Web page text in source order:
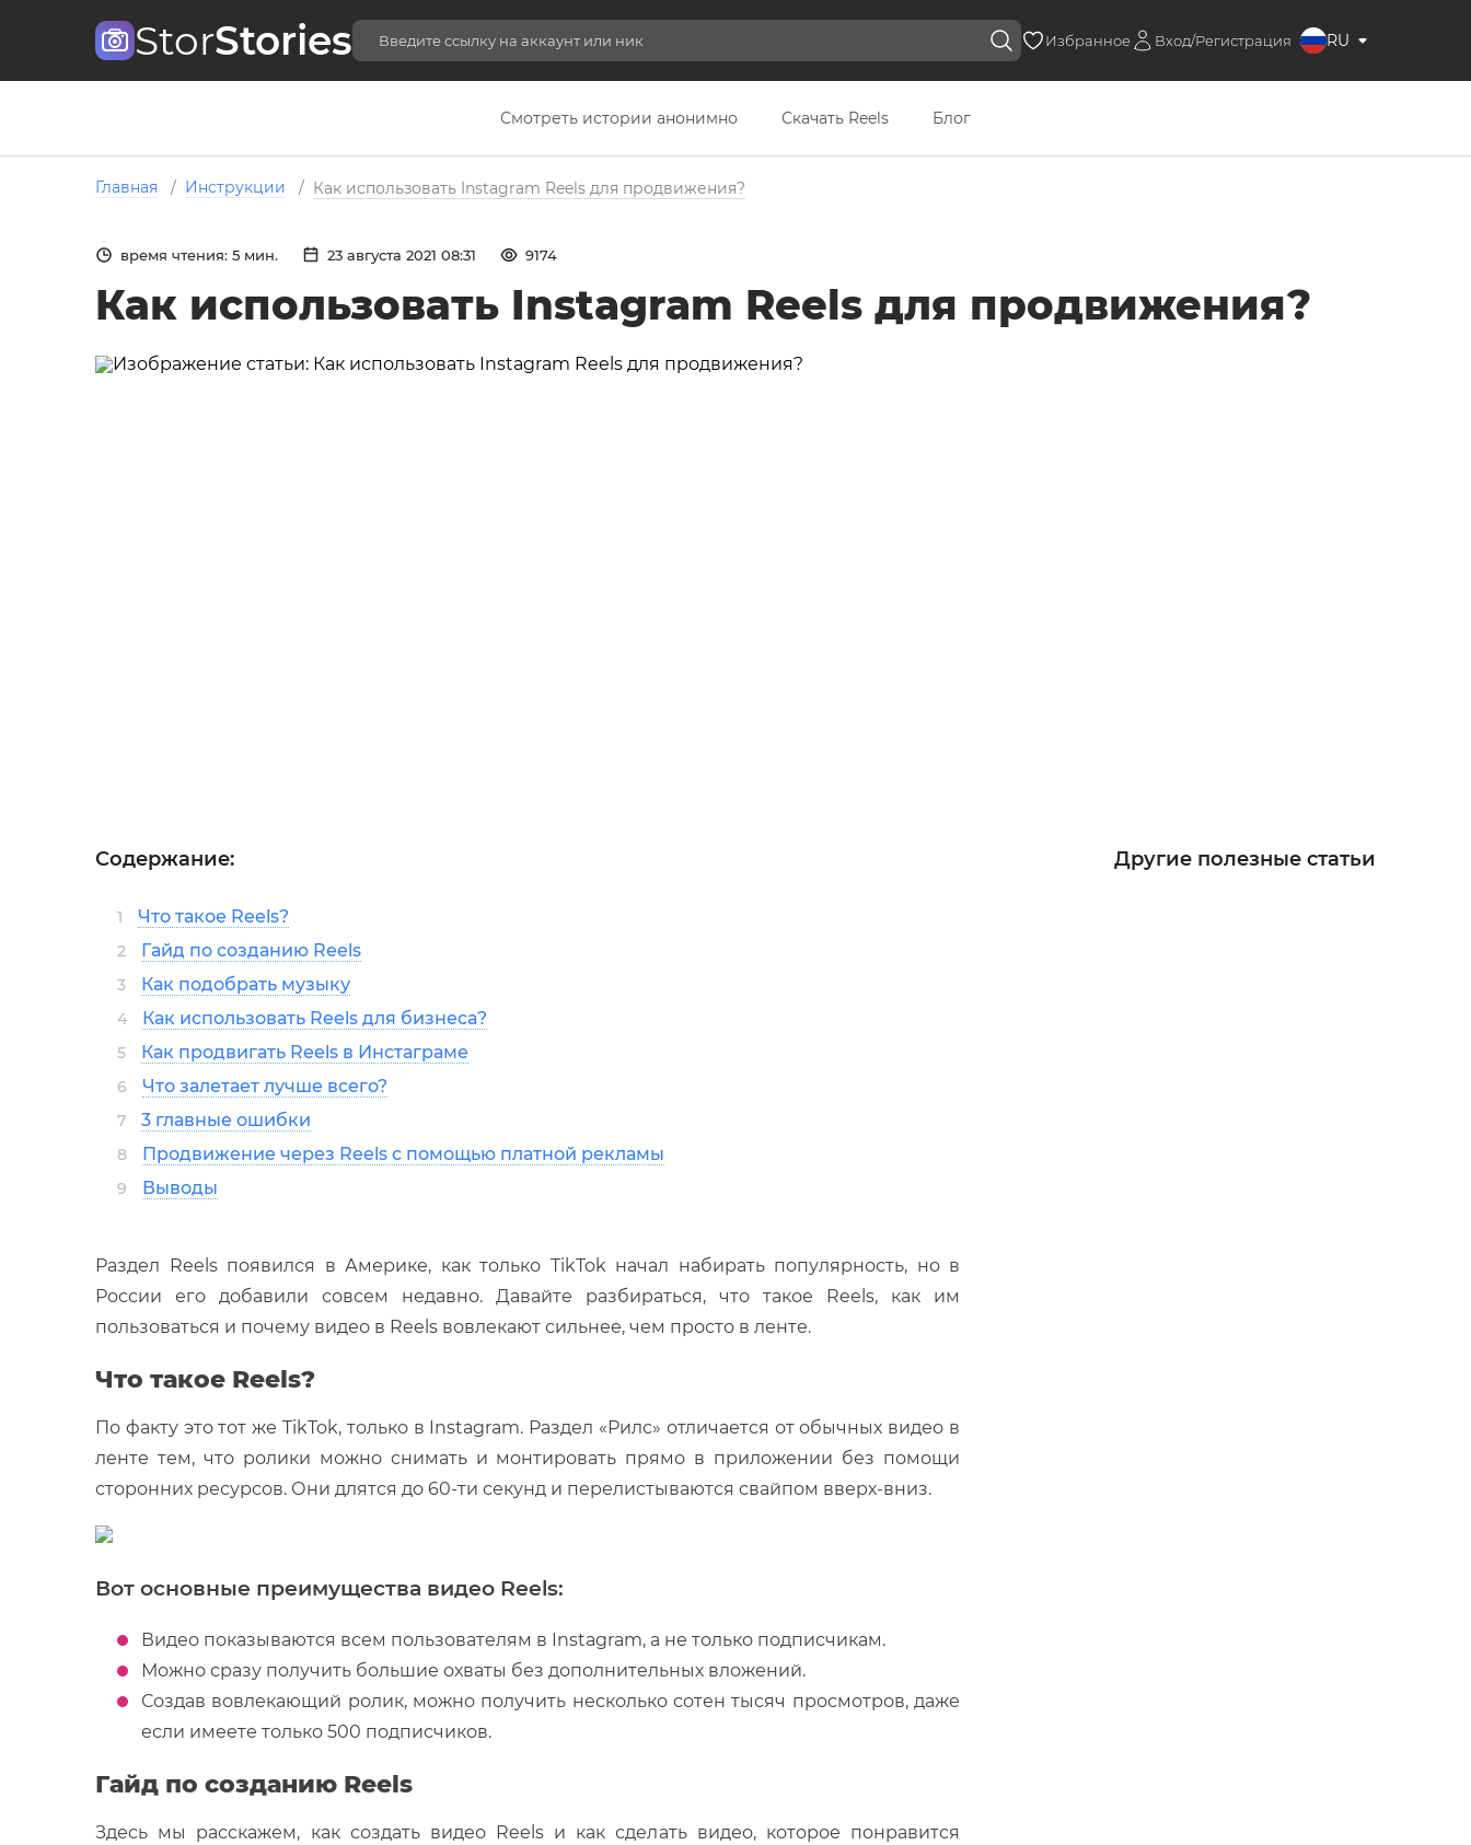
StorStories Избранное Вход/Регистрация RU
Смотреть истории анонимно Скачать Reels Блог
Главная / Инструкции / Как использовать Instagram Reels для продвижения?
время чтения: 5 мин. 23 августа 2021 08:31 9174
Как использовать Instagram Reels для продвижения?
Содержание:
1 Что такое Reels?
2 Гайд по созданию Reels
3 Как подобрать музыку
4 Как использовать Reels для бизнеса?
5 Как продвигать Reels в Инстаграме
6 Что залетает лучше всего?
7 3 главные ошибки
8 Продвижение через Reels с помощью платной рекламы
9 Выводы
Раздел Reels появился в Америке, как только TikTok начал набирать популярность, но в
России его добавили совсем недавно. Давайте разбираться, что такое Reels, как им
пользоваться и почему видео в Reels вовлекают сильнее, чем просто в ленте.
Что такое Reels?
По факту это тот же TikTok, только в Instagram. Раздел «Рилс» отличается от обычных видео в
ленте тем, что ролики можно снимать и монтировать прямо в приложении без помощи
сторонних ресурсов. Они длятся до 60-ти секунд и перелистываются свайпом вверх-вниз.
Вот основные преимущества видео Reels:
Видео показываются всем пользователям в Instagram, а не только подписчикам.
Можно сразу получить большие охваты без дополнительных вложений.
Создав вовлекающий ролик, можно получить несколько сотен тысяч просмотров, даже
если имеете только 500 подписчиков.
Гайд по созданию Reels
Здесь мы расскажем, как создать видео Reels и как сделать видео, которое понравится
Другие полезные статьи